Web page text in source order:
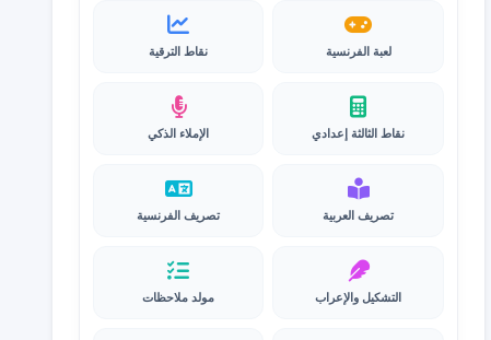
لعبة الفرنسية نقاط الترقية
نقاط الثالثة إعدادي الإملاء الذكي
تصريف العربية تصريف الفرنسية
التشكيل والإعراب مولد ملاحظات